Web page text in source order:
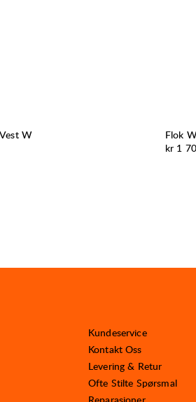
W
Flok
Pris:
kr 1
Kundeservice
Kontakt Oss
Levering & Retur
Ofte Stilte Spørsmal